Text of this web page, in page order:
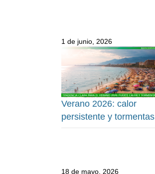
1 de junio, 2026
Verano 2026: calor
persistente y tormentas
18 de mayo, 2026